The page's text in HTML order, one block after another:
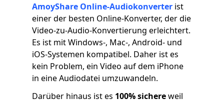
AmoyShare Online-Audiokonverter ist
einer der besten Online-Konverter, der die
Video-zu-Audio-Konvertierung erleichtert.
Es ist mit Windows-, Mac-, Android- und
iOS-Systemen kompatibel. Daher ist es
kein Problem, ein Video auf dem iPhone
in eine Audiodatei umzuwandeln.
Darüber hinaus ist es 100% sichereweil